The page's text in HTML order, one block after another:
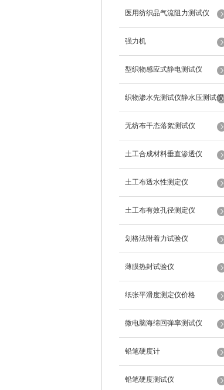
医用纺织品气流阻力测试仪
强力机
型织物感应式静电测试仪
织物渗水先测试仪静水压测试仪
无纺布干态落絮测试仪
土工合成材料垂直渗透仪
土工布透水性测定仪
土工布有效孔径测定仪
划格法附着力试验仪
薄膜热封试验仪
纸张平滑度测定仪价格
微电脑海绵回弹率测试仪
铅笔硬度计
铅笔硬度测试仪